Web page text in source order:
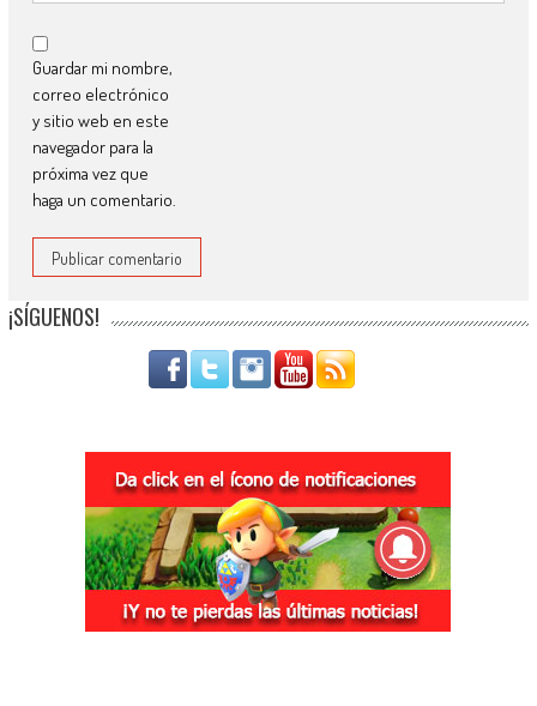
Guardar mi nombre,
correo electrónico
y sitio web en este
navegador para la
próxima vez que
haga un comentario.
¡SÍGUENOS!